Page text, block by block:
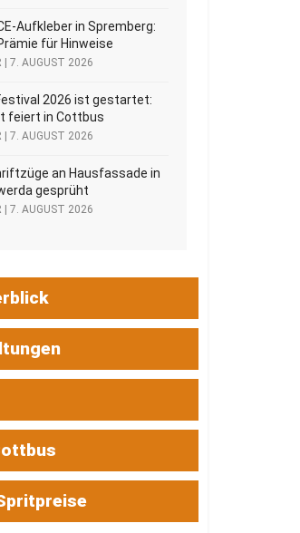
Aufkleber in Spremberg:
für Hinweise
7. AUGUST 2026
2026 ist gestartet:
feiert in Cottbus
7. AUGUST 2026
an Hausfassade in
gesprüht
7. AUGUST 2026